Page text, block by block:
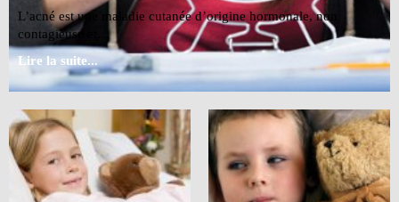
L’acné est une maladie cutanée d’origine hormonale, non
contagieuse et…
Lire la suite...